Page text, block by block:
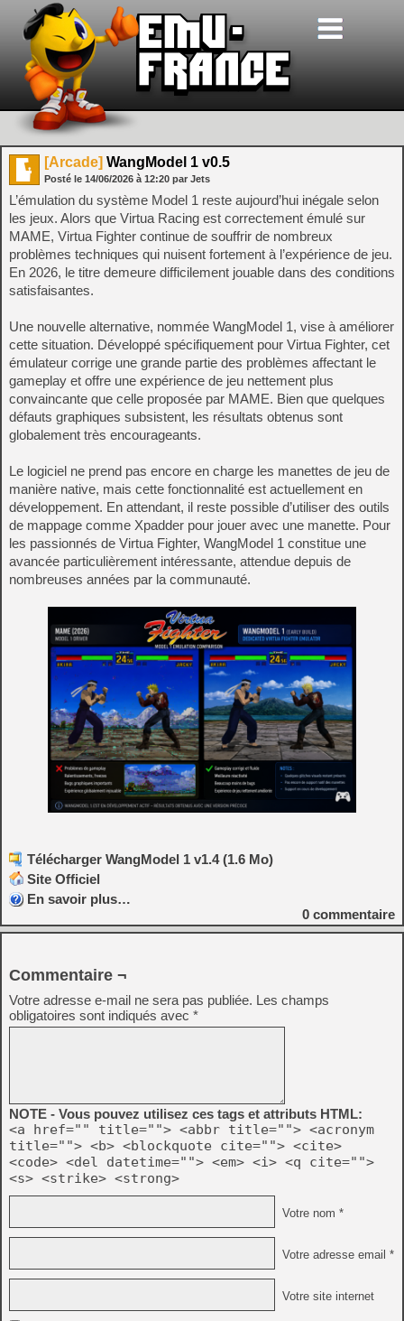
[Arcade] WangModel 1 v0.5
Posté le 14/06/2026 à 12:20 par Jets
L’émulation du système Model 1 reste aujourd’hui inégale selon
les jeux. Alors que Virtua Racing est correctement émulé sur
MAME, Virtua Fighter continue de souffrir de nombreux
problèmes techniques qui nuisent fortement à l’expérience de jeu.
En 2026, le titre demeure difficilement jouable dans des conditions
satisfaisantes.
Une nouvelle alternative, nommée WangModel 1, vise à améliorer
cette situation. Développé spécifiquement pour Virtua Fighter, cet
émulateur corrige une grande partie des problèmes affectant le
gameplay et offre une expérience de jeu nettement plus
convaincante que celle proposée par MAME. Bien que quelques
défauts graphiques subsistent, les résultats obtenus sont
globalement très encourageants.
Le logiciel ne prend pas encore en charge les manettes de jeu de
manière native, mais cette fonctionnalité est actuellement en
développement. En attendant, il reste possible d’utiliser des outils
de mappage comme Xpadder pour jouer avec une manette. Pour
les passionnés de Virtua Fighter, WangModel 1 constitue une
avancée particulièrement intéressante, attendue depuis de
nombreuses années par la communauté.
Télécharger WangModel 1 v1.4 (1.6 Mo)
Site Officiel
En savoir plus…
0 commentaire
Commentaire ¬
Votre adresse e-mail ne sera pas publiée. Les champs
obligatoires sont indiqués avec *
NOTE - Vous pouvez utilisez ces tags et attributs HTML:
<a href="" title=""> <abbr title=""> <acronym
title=""> <b> <blockquote cite=""> <cite>
<code> <del datetime=""> <em> <i> <q cite="">
<s> <strike> <strong>
Votre nom *
Votre adresse email *
Votre site internet